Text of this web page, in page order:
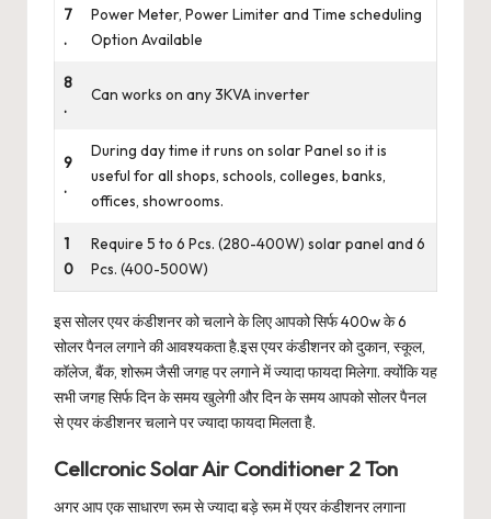
7
.
Power Meter, Power Limiter and Time scheduling
Option Available
8
.
Can works on any 3KVA inverter
9
.
During day time it runs on solar Panel so it is
useful for all shops, schools, colleges, banks,
offices, showrooms.
1
0
Require 5 to 6 Pcs. (280-400W) solar panel and 6
Pcs. (400-500W)
इस सोलर एयर कंडीशनर को चलाने के लिए आपको सिर्फ 400w के 6
सोलर पैनल लगाने की आवश्यकता है.इस एयर कंडीशनर को दुकान, स्कूल,
कॉलेज, बैंक, शोरूम जैसी जगह पर लगाने में ज्यादा फायदा मिलेगा. क्योंकि यह
सभी जगह सिर्फ दिन के समय खुलेगी और दिन के समय आपको सोलर पैनल
से एयर कंडीशनर चलाने पर ज्यादा फायदा मिलता है.
Cellcronic Solar Air Conditioner 2 Ton
अगर आप एक साधारण रूम से ज्यादा बड़े रूम में एयर कंडीशनर लगाना